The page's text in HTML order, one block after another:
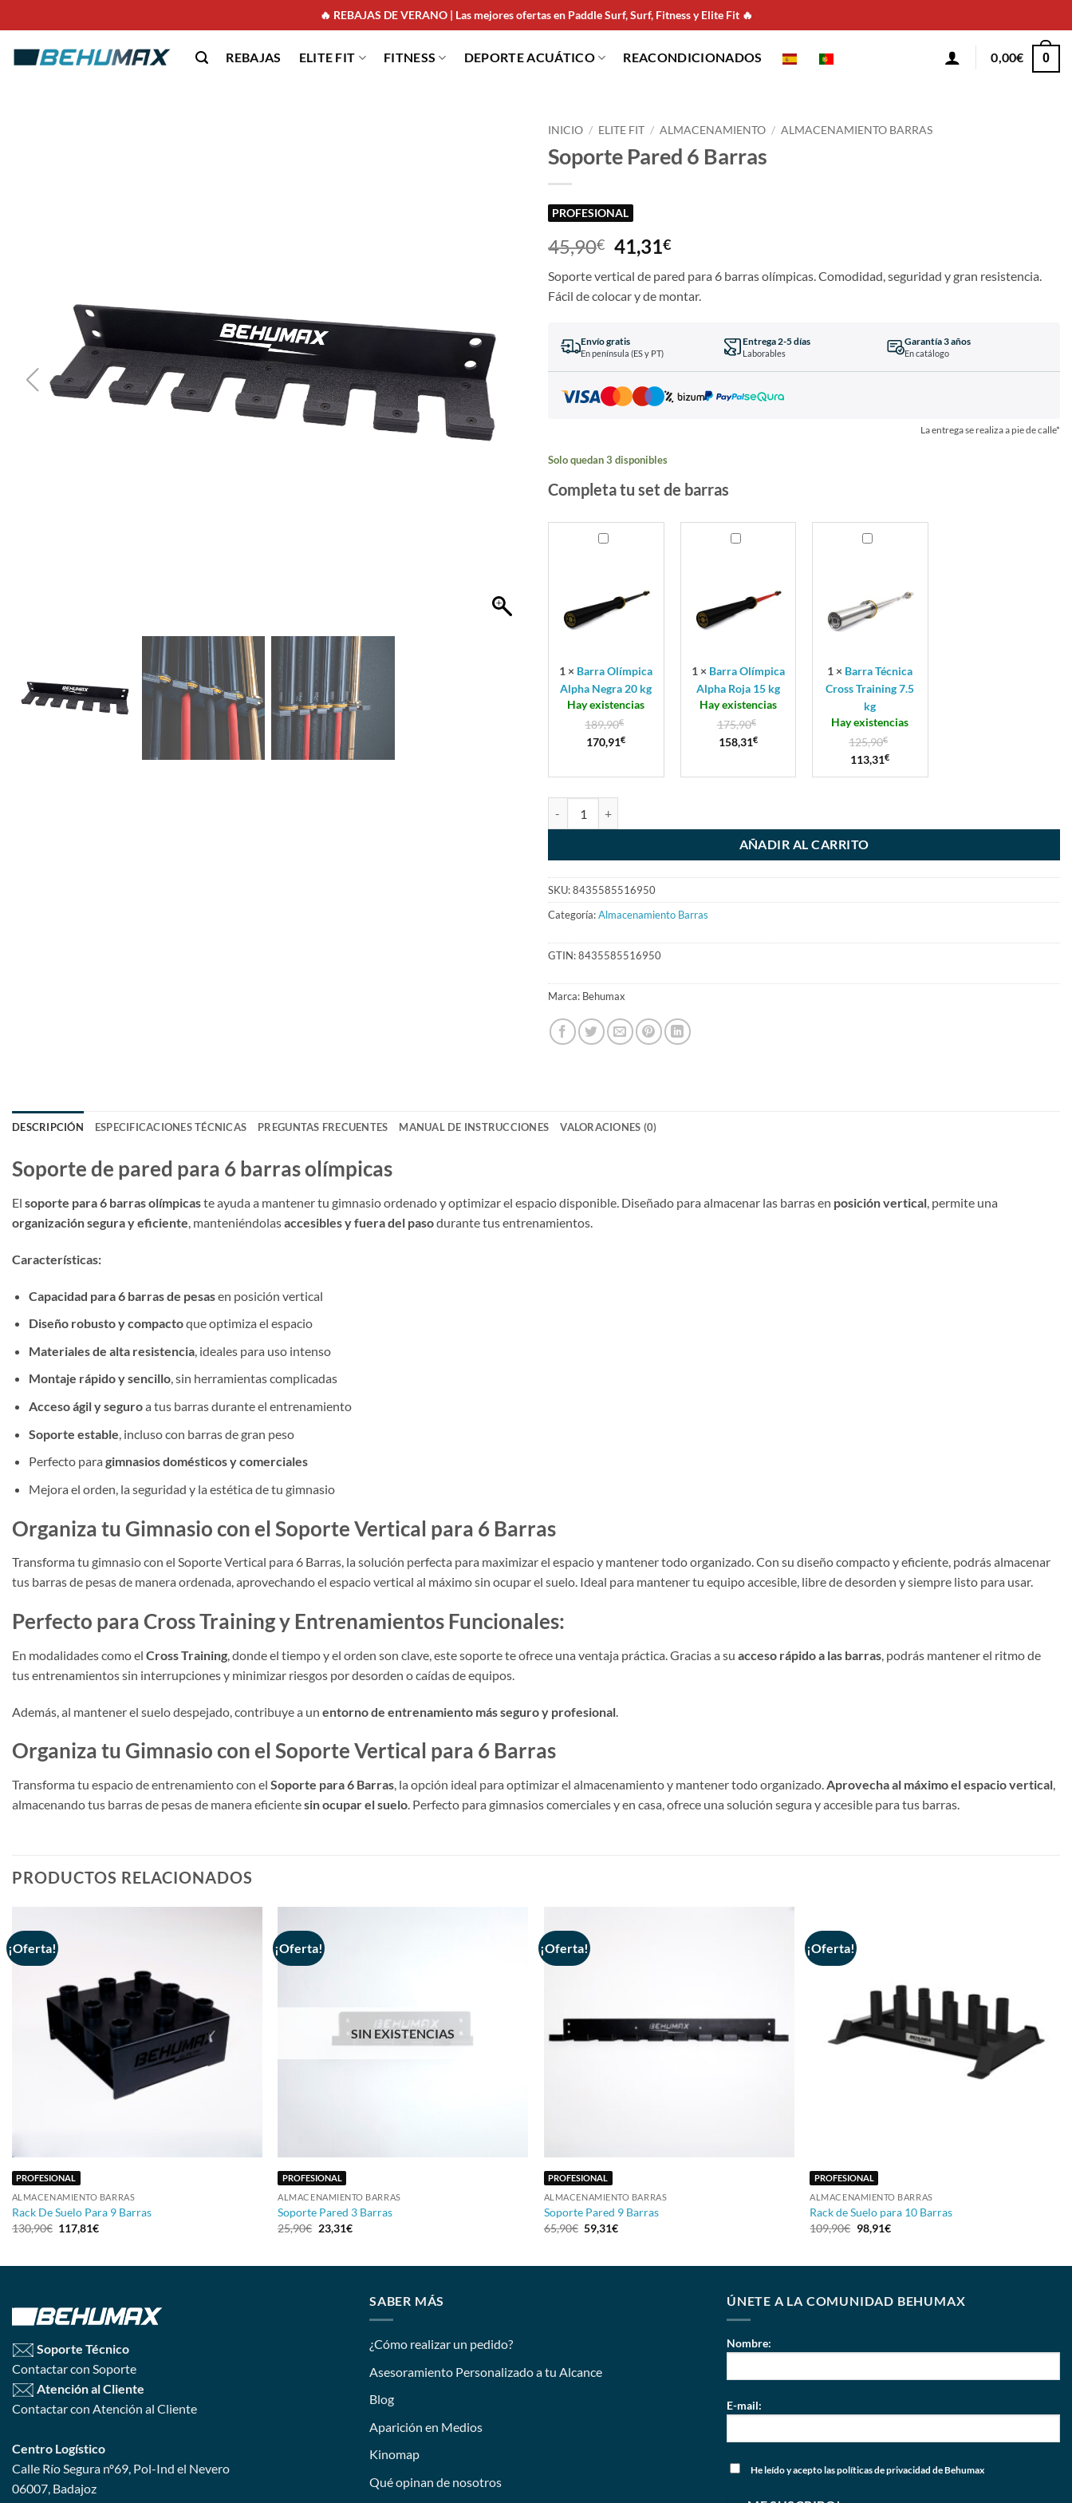
🔥 REBAJAS DE VERANO | Las mejores ofertas en Paddle Surf, Surf, Fitness y Elite Fit 🔥
REBAJAS ELITE FIT FITNESS DEPORTE ACUÁTICO REACONDICIONADOS 0,00€ 0
INICIO / ELITE FIT / ALMACENAMIENTO / ALMACENAMIENTO BARRAS
Soporte Pared 6 Barras
PROFESIONAL
45,90€ 41,31€
Soporte vertical de pared para 6 barras olímpicas. Comodidad, seguridad y gran resistencia.
Fácil de colocar y de montar.
Envío gratis
En península (ES y PT)
Entrega 2-5 días
Laborables
Garantía 3 años
En catálogo
La entrega se realiza a pie de calle*
Solo quedan 3 disponibles
Completa tu set de barras
kg
1 × Barra Olímpica
Alpha Negra 20 kg
Hay existencias
189,90€
170,91€
kg
1 × Barra Olímpica
Alpha Roja 15 kg
Hay existencias
175,90€
158,31€
kg
1 × Barra Técnica
Cross Training 7.5
kg
Hay existencias
125,90€
113,31€
AÑADIR AL CARRITO
SKU:8435585516950
Categoría:Almacenamiento Barras
GTIN:8435585516950
Marca: Behumax
DESCRIPCIÓN ESPECIFICACIONES TÉCNICAS PREGUNTAS FRECUENTES MANUAL DE INSTRUCCIONES VALORACIONES (0)
Soporte de pared para 6 barras olímpicas
El soporte para 6 barras olímpicaste ayuda a mantener tu gimnasio ordenado y optimizar el espacio disponible. Diseñado para almacenar las barras en posición vertical, permite una
organización segura y eficiente, manteniéndolasaccesibles y fuera del pasodurante tus entrenamientos.
Características:
Capacidad para 6 barras de pesasen posición vertical
Diseño robusto y compactoque optimiza el espacio
Materiales de alta resistencia, ideales para uso intenso
Montaje rápido y sencillo, sin herramientas complicadas
Acceso ágil y seguroa tus barras durante el entrenamiento
Soporte estable , incluso con barras de gran peso
Perfecto para gimnasios domésticos y comerciales
Mejora el orden, la seguridad y la estética de tu gimnasio
Organiza tu Gimnasio con el Soporte Vertical para 6 Barras
Transforma tu gimnasio con el Soporte Vertical para 6 Barras, la solución perfecta para maximizar el espacio y mantener todo organizado. Con su diseño compacto y eficiente, podrás almacenar
tus barras de pesas de manera ordenada, aprovechando el espacio vertical al máximo sin ocupar el suelo. Ideal para mantener tu equipo accesible, libre de desorden y siempre listo para usar.
Perfecto para Cross Training y Entrenamientos Funcionales:
En modalidades como el Cross Training, donde el tiempo y el orden son clave, este soporte te ofrece una ventaja práctica. Gracias a su acceso rápido a las barras, podrás mantener el ritmo de
tus entrenamientos sin interrupciones y minimizar riesgos por desorden o caídas de equipos.
Además, al mantener el suelo despejado, contribuye a un entorno de entrenamiento más seguro y profesional
Organiza tu Gimnasio con el Soporte Vertical para 6 Barras
Transforma tu espacio de entrenamiento con el Soporte para 6 Barras, la opción ideal para optimizar el almacenamiento y mantener todo organizado.Aprovecha al máximo el espacio vertical,
almacenando tus barras de pesas de manera eficientesin ocupar el suelo. Perfecto para gimnasios comerciales y en casa, ofrece una solución segura y accesible para tus barras.
PRODUCTOS RELACIONADOS
¡Oferta!
PROFESIONAL
ALMACENAMIENTO BARRAS
Rack De Suelo Para 9 Barras
130,90€ 117,81€
¡Oferta!
SIN EXISTENCIAS
PROFESIONAL
ALMACENAMIENTO BARRAS
Soporte Pared 3 Barras
25,90€ 23,31€
¡Oferta!
PROFESIONAL
ALMACENAMIENTO BARRAS
Soporte Pared 9 Barras
65,90€ 59,31€
¡Oferta!
PROFESIONAL
ALMACENAMIENTO BARRAS
Rack de Suelo para 10 Barras
109,90€ 98,91€
Soporte Técnico
Contactar con Soporte
Atención al Cliente
Contactar con Atención al Cliente
Centro Logístico
Calle Río Segura nº69, Pol-Ind el Nevero
06007, Badajoz
SABER MÁS
¿Cómo realizar un pedido?
Asesoramiento Personalizado a tu Alcance
Blog
Aparición en Medios
Kinomap
Qué opinan de nosotros
ÚNETE A LA COMUNIDAD BEHUMAX
Nombre:
E-mail:
He leído y aceptolas políticas de privacidad de Behumax